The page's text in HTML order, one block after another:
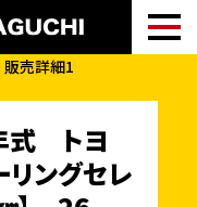
販売詳細1
式 トヨ
ングセレ